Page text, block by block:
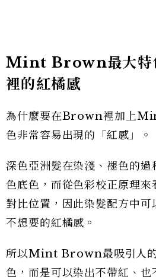
Mint Brown最大特
裡的紅橘感
為什麼要在Brown裡加上
色非常容易出現的「紅感」。
深色亞洲髮在染淺、褪色的
色底色，而從色彩校正原理來
對比位置，因此染髮配方中可
不想要的紅橘感。
所以Mint Brown最吸引人的
色，而是可以染出不帶紅、也